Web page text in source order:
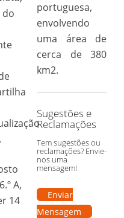
do
A,
14
portuguesa,
envolvendo
uma área de
cerca de 380
km2.
Sugestões e
Reclamações
Tem sugestões ou
reclamações? Envie-
nos uma
mensagem!
Enviar
Mensagem